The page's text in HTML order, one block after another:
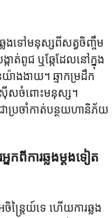
លងទៅមនុស្សពីសត្វចិញ្ចឹម
ាត់ពូជ ឬឆ្កែដែលនៅក្នុង
យ៉ាងងាយ។ ឆ្មាកម្រដឹក
ស៊ីសចំពោះមនុស្ស។
ាប្រចាំកាត់បន្ថយហានិភ័យ
កពីការឆ្លងម្តងទៀត
ត្រៃយ៍ទេ ហើយការឆ្លង